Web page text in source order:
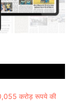
करोड़ रूपये की